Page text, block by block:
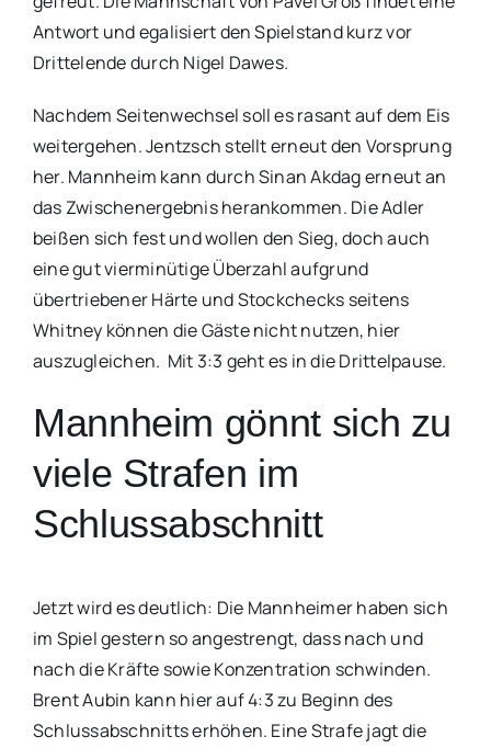
Antwort und egalisiert den Spielstand kurz vor
Drittelende durch Nigel Dawes.
Nachdem Seitenwechsel soll es rasant auf dem Eis
weitergehen. Jentzsch stellt erneut den Vorsprung
her. Mannheim kann durch Sinan Akdag erneut an
das Zwischenergebnis herankommen. Die Adler
beißen sich fest und wollen den Sieg, doch auch
eine gut vierminütige Überzahl aufgrund
übertriebener Härte und Stockchecks seitens
Whitney können die Gäste nicht nutzen, hier
auszugleichen. Mit 3:3 geht es in die Drittelpause.
Mannheim gönnt sich zu
viele Strafen im
Schlussabschnitt
Jetzt wird es deutlich: Die Mannheimer haben sich
im Spiel gestern so angestrengt, dass nach und
nach die Kräfte sowie Konzentration schwinden.
Brent Aubin kann hier auf 4:3 zu Beginn des
Schlussabschnitts erhöhen. Eine Strafe jagt die